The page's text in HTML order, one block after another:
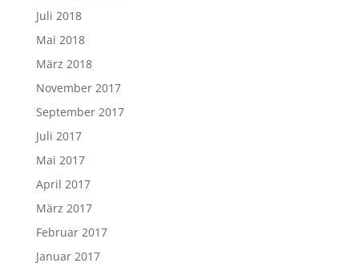
Juli 2018
Mai 2018
März 2018
November 2017
September 2017
Juli 2017
Mai 2017
April 2017
März 2017
Februar 2017
Januar 2017